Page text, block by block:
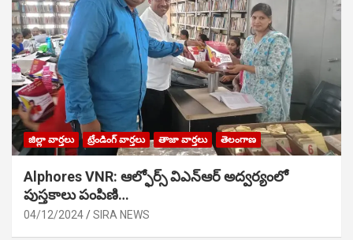
జిల్లా వార్తలు ట్రేండింగ్ వార్తలు తాజా వార్తలు తెలంగాణ
Alphores VNR: ఆల్ఫోర్స్ విఎన్ఆర్ అద్వర్యంలో
పుస్తకాలు పంపిణి…
04/12/2024 SIRA NEWS